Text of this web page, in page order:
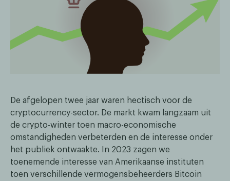
De afgelopen twee jaar waren hectisch voor de
cryptocurrency-sector. De markt kwam langzaam uit
de crypto-winter toen macro-economische
omstandigheden verbeterden en de interesse onder
het publiek ontwaakte. In 2023 zagen we
toenemende interesse van Amerikaanse instituten
toen verschillende vermogensbeheerders Bitcoin